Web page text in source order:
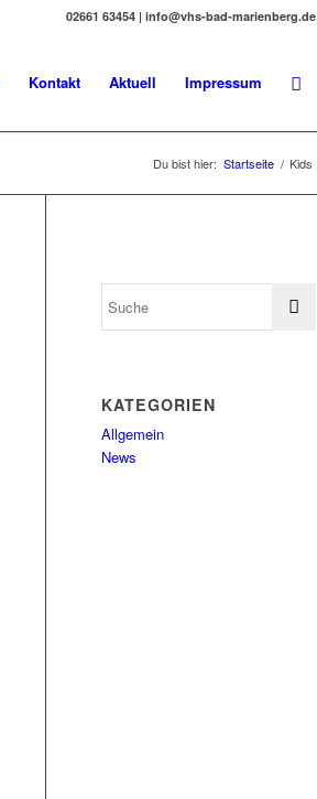
02661 63454 | info@vhs-bad-marienberg.de
Kontakt Aktuell Impressum
Du bist hier: Startseite / Kids
KATEGORIEN
Allgemein
News